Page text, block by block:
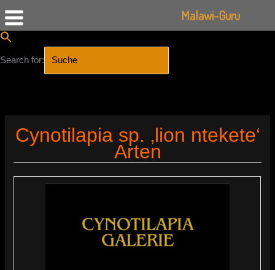
Search for:
springenCynotilapia sp. ‚lion ntekete‘
Arten
Malawi-Guru